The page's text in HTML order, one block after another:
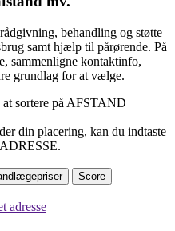
behandling og støtte
samt hjælp til pårørende. På
sammenligne kontaktinfo,
grundlag for at vælge.
sortere på AFSTAND
din placering, kan du indtaste
Score